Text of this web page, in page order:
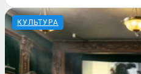
КУЛЬТУРА